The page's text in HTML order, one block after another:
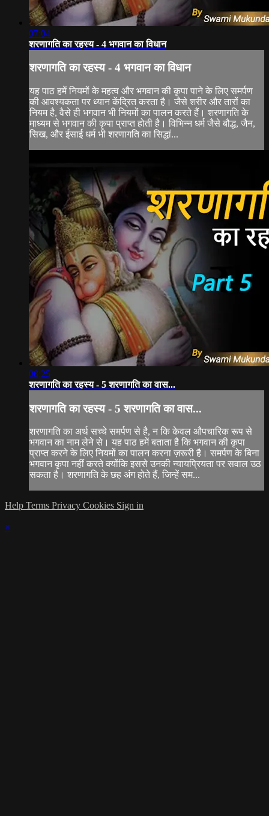
07:04
शरणागति का रहस्य - 4 भगवान का विधान
शरणागति का रहस्य - 4 भगवान का विधान
यह पाठ हमें नियमों के महत्व और भगवान की कृपा पाने के लिए समर्पण
की आवश्यकता पर ध्यान केंद्रित करता है। जैसे शरीर और तारों का
नियम है, वैसे ही भगवान भी नियमों का पालन करते हैं। शरणागति के
माध्यम से भगवान की कृपा प्राप्त होती है। विभिन्न धर्म जैसे बौद्ध, जैन,
सिख, और ईसाई धर्म भी शरणागति का सिद्धां...
08:25
शरणागति का रहस्य - 5 शरणागति का वास...
शरणागति का रहस्य - 5 शरणागति का वास...
शरणागति का अर्थ सच्चे समर्पण से है, न कि केवल औपचारिक रूप से
भगवान का नाम लेने से। यह पाठ हमें बताता है कि भगवान की कृपा
प्राप्त करने के लिए नियमों का पालन करना ज़रूरी है। समर्पण के बिना
भगवान कृपा नहीं करते क्योंकि इससे उनकी न्यायप्रियता पर सवाल उठ
सकता है। शरणागति के छह अंग होते हैं, जिन्हें सम...
Help Terms Privacy Cookies Sign in
×